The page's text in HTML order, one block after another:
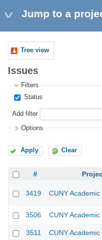
Jump to a
Tree view
Issues
Filters
Status
Add filter
Options
Apply Clear
#
3419 CUNY
3506 CUNY
3511 CUNY